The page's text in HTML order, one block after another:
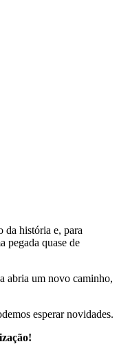
da história e, para
pegada quase de
abria um novo caminho,
esperar novidades.